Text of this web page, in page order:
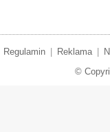
Regulamin Reklama
©